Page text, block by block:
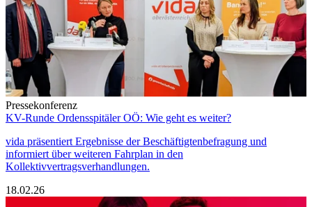
Pressekonferenz
KV-Runde Ordensspitäler OÖ: Wie geht es weiter?
vida präsentiert Ergebnisse der Beschäftigtenbefragung und
informiert über weiteren Fahrplan in den
Kollektivvertragsverhandlungen.
18.02.26